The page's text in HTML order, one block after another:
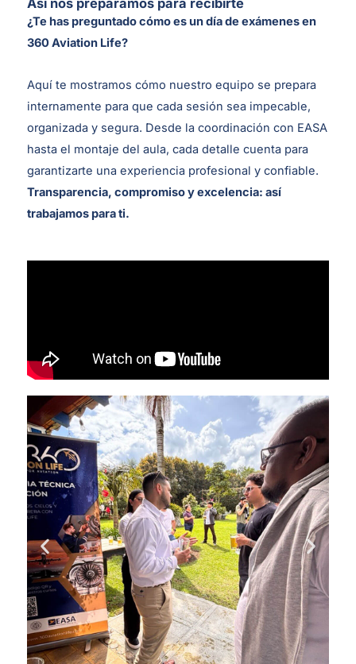
Así nos preparamos para recibirte
¿Te has preguntado cómo es un día de exámenes en
360 Aviation Life?
Aquí te mostramos cómo nuestro equipo se prepara
internamente para que cada sesión sea impecable,
organizada y segura. Desde la coordinación con EASA
hasta el montaje del aula, cada detalle cuenta para
garantizarte una experiencia profesional y confiable.
Transparencia, compromiso y excelencia: así
trabajamos para ti.